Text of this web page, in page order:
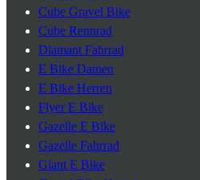
Cube Gravel Bike
Cube Rennrad
Diamant Fahrrad
E Bike Damen
E Bike Herren
Flyer E Bike
Gazelle E Bike
Gazelle Fahrrad
Giant E Bike